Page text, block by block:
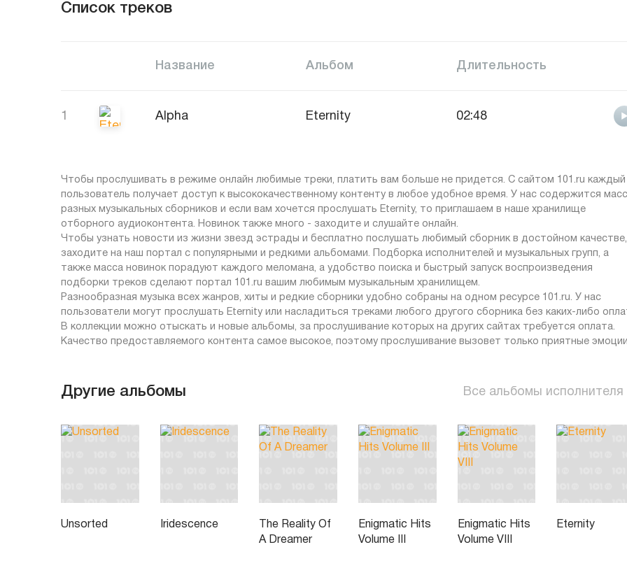
Список треков
Название Альбом Длительность
1 Alpha Eternity 02:48
Чтобы прослушивать в режиме онлайн любимые треки, платить вам больше не придется. С сайтом 101.ru каждый
пользователь получает доступ к высококачественному контенту в любое удобное время. У нас содержится
разных музыкальных сборников и если вам хочется прослушать Eternity, то приглашаем в наше хранилище
отборного аудиоконтента. Новинок также много - заходите и слушайте онлайн.
Чтобы узнать новости из жизни звезд эстрады и бесплатно послушать любимый сборник в достойном качестве,
заходите на наш портал с популярными и редкими альбомами. Подборка исполнителей и музыкальных групп, а
также масса новинок порадуют каждого меломана, а удобство поиска и быстрый запуск воспроизведения
подборки треков сделают портал 101.ru вашим любимым музыкальным хранилищем.
Разнообразная музыка всех жанров, хиты и редкие сборники удобно собраны на одном ресурсе 101.ru. У нас
пользователи могут прослушать Eternity или насладиться треками любого другого сборника без каких-либо
В коллекции можно отыскать и новые альбомы, за прослушивание которых на других сайтах требуется оплата.
Качество предоставляемого контента самое высокое, поэтому прослушивание вызовет только приятные
Другие альбомы Все альбомы исполнителя
Unsorted Iridescence
The Reality Of
A Dreamer
Enigmatic Hits
Volume III
Enigmatic Hits
Volume VIII
Eternity